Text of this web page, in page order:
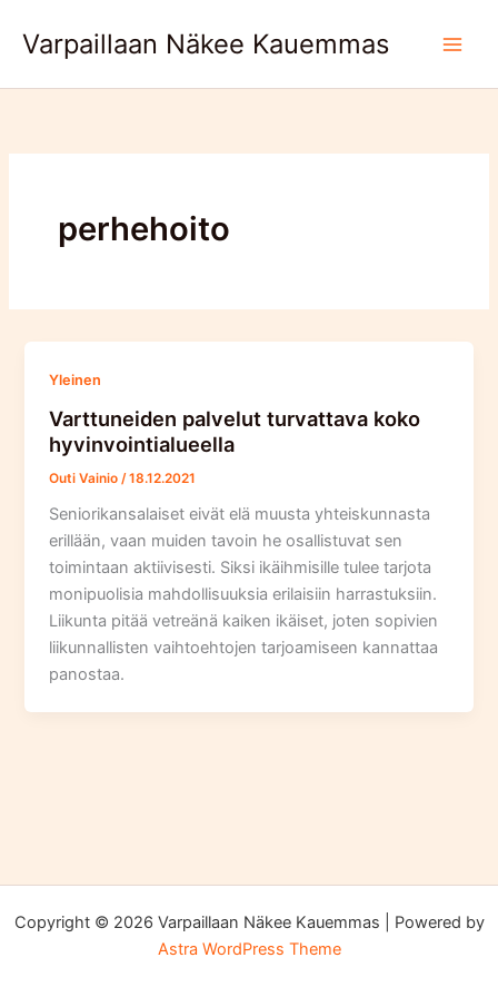
Varpaillaan Näkee Kauemmas
perhehoito
Yleinen
Varttuneiden palvelut turvattava koko
hyvinvointialueella
Outi Vainio /18.12.2021
Seniorikansalaiset eivät elä muusta yhteiskunnasta
erillään, vaan muiden tavoin he osallistuvat sen
toimintaan aktiivisesti. Siksi ikäihmisille tulee tarjota
monipuolisia mahdollisuuksia erilaisiin harrastuksiin.
Liikunta pitää vetreänä kaiken ikäiset, joten sopivien
liikunnallisten vaihtoehtojen tarjoamiseen kannattaa
panostaa.
Copyright © 2026 Varpaillaan Näkee Kauemmas | Powered by
Astra WordPress Theme